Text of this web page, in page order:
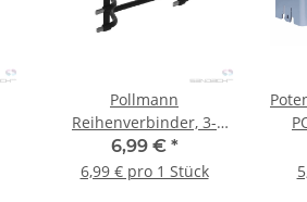
Pollmann
Reihenverbinder, 3-
polig, VS/3-125/10 (3xs)
6,99 € *
6,99 € pro 1 Stück